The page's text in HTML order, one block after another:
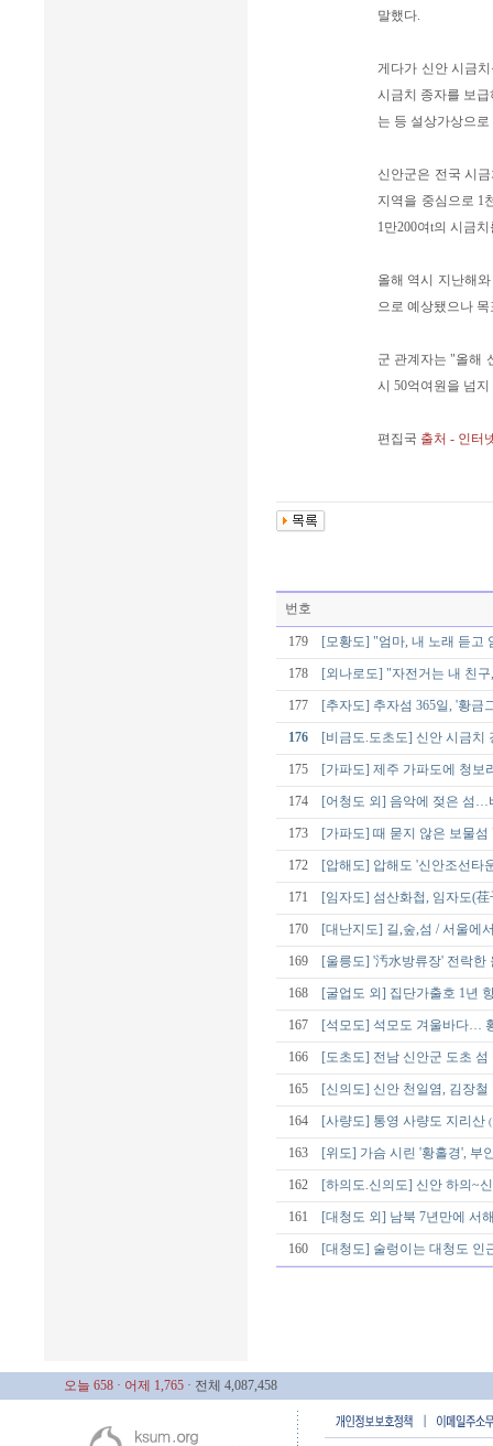
말했다.
게다가 신안 시금
시금치 종자를 보
는 등 설상가상으
신안군은 전국 시
지역을 중심으로 1
1만200여t의 시금
올해 역시 지난해
으로 예상됐으나
군 관계자는 "올해
시 50억여원을 넘
편집국 출처 - 인터
번호
179 [모황도] "엄마, 내 노래 듣고
178 [외나로도] "자전거는 내 친
177 [추자도] 추자섬 365일, '황금
176 [비금도.도초도] 신안 시금치
175 [가파도] 제주 가파도에 청보
174 [어청도 외] 음악에 젖은 섬…
173 [가파도] 때 묻지 않은 보물
172 [압해도] 압해도 '신안조선타
171 [임자도] 섬산화첩, 임자도(
170 [대난지도] 길,숲,섬 / 서울에
169 [울릉도] '汚水방류장' 전락
168 [굴업도 외] 집단가출호 1년
167 [석모도] 석모도 겨울바다…
166 [도초도] 전남 신안군 도초 섬
165 [신의도] 신안 천일염, 김장철
164 [사량도] 통영 사량도 지리산
163 [위도] 가슴 시린 '황홀경', 부
162 [하의도.신의도] 신안 하의~
161 [대청도 외] 남북 7년만에 서
160 [대청도] 술렁이는 대청도
오늘 658 · 어제 1,765 · 전체 4,087,458